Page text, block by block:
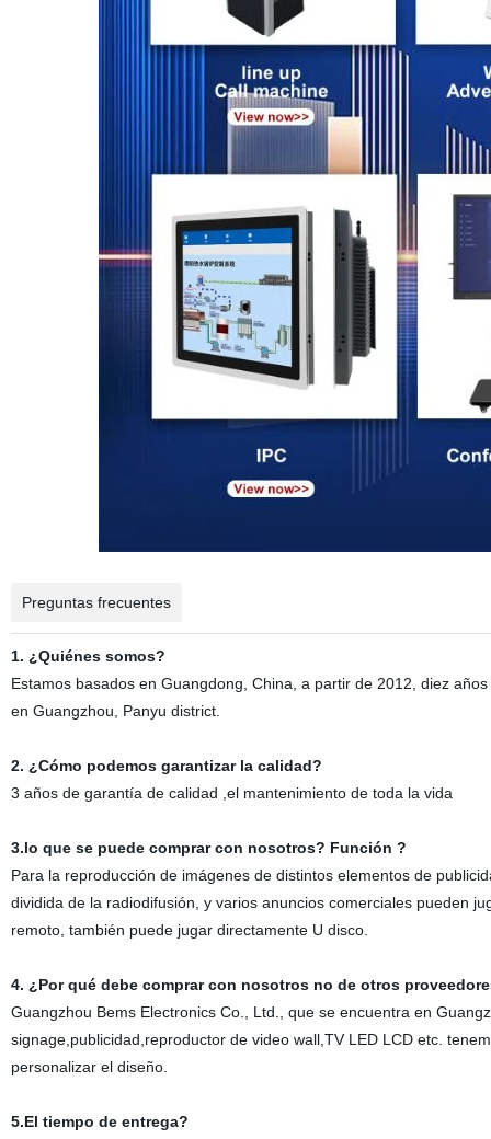
Preguntas frecuentes
1. ¿Quiénes somos?
Estamos basados en Guangdong, China, a partir de 2012, diez
en Guangzhou, Panyu district.
2. ¿Cómo podemos garantizar la calidad?
3 años de garantía de calidad ,el mantenimiento de toda la vida
3.lo que se puede comprar con nosotros? Función ?
Para la reproducción de imágenes de distintos elementos de
dividida de la radiodifusión, y varios anuncios comerciales pueden
remoto, también puede jugar directamente U disco.
4. ¿Por qué debe comprar con nosotros no de otros
Guangzhou Bems Electronics Co., Ltd., que se encuentra en
signage,publicidad,reproductor de video wall,TV LED LCD etc.
personalizar el diseño.
5.El tiempo de entrega?